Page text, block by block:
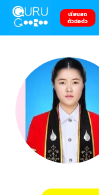
เรียนสด
ตัวต่อตัว